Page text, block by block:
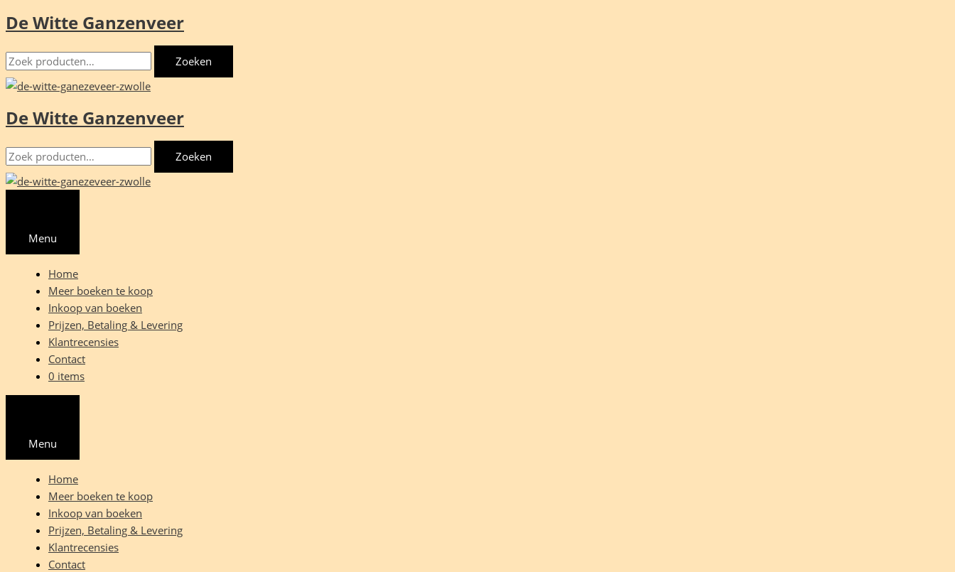
Ga
de
inhoud
De Witte Ganzenveer
Zoeken
naar:
Zoeken
De Witte Ganzenveer
Zoeken
naar:
Zoeken
Menu
Home
Meer boeken te koop
Inkoop van boeken
Prijzen, Betaling & Levering
Klantrecensies
Contact
0 items
Menu
Home
Meer boeken te koop
Inkoop van boeken
Prijzen, Betaling & Levering
Klantrecensies
Contact